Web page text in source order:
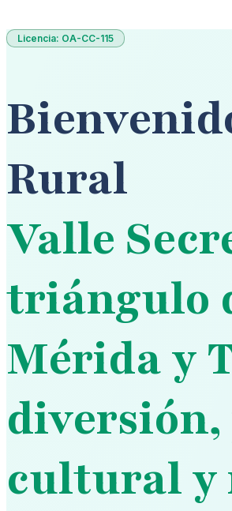
Licencia: OA-CC-115
Rural
Valle
triángulo
Mérida y
cultural y